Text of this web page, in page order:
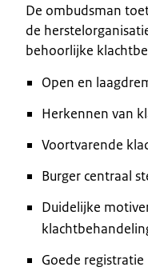
De ombudsman
de
behoorlijke
Open en
Herkennen van
Voortvarende
Burger centraal
Duidelijke
Goede registratie